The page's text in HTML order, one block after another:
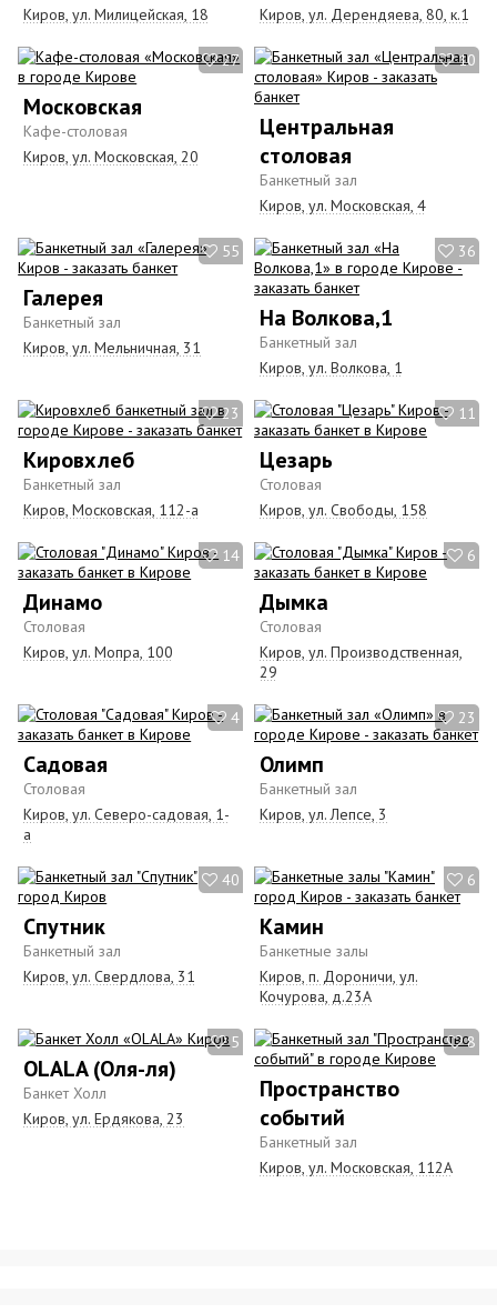
Киров, ул. Милицейская, 18
Киров, ул. Дерендяева, 80, к.1
27
Московская
Кафе-столовая
Киров, ул. Московская, 20
10
Центральная
столовая
Банкетный зал
Киров, yл. Московская, 4
55
Галерея
Банкетный зал
Киров, ул. Мельничная, 31
36
На Волкова,1
Банкетный зал
Киров, ул. Волкова, 1
23
Кировхлеб
Банкетный зал
Киров, Московская, 112-а
11
Цезарь
Столовая
Киров, ул. Свободы, 158
14
Динамо
Столовая
Киров, ул. Мопра, 100
6
Дымка
Столовая
Киров, ул. Производственная,
29
4
Садовая
Столовая
Киров, ул. Северо-садовая, 1-
а
23
Олимп
Банкетный зал
Киров, ул. Лепсе, 3
40
Спутник
Банкетный зал
Киров, ул. Свердлова, 31
6
Камин
Банкетные залы
Киров, п. Дороничи, ул.
Кочурова, д.23А
5
OLALA (Oля-ля)
Банкет Холл
Киров, ул. Ердякова, 23
8
Пространство
событий
Банкетный зал
Киров, ул. Московская, 112А